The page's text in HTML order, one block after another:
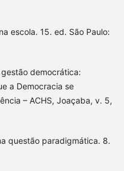
escola. 15. ed. São Paulo:
gestão democrática:
a Democracia se
– ACHS, Joaçaba, v. 5,
questão paradigmática. 8.